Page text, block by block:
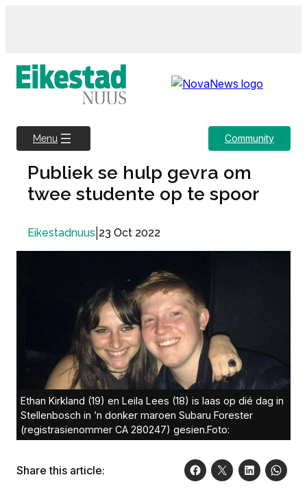
Menu Community
Publiek se hulp gevra om
twee studente op te spoor
Eikestadnuus 23 Oct 2022
Ethan Kirkland (19) en Leila Lees (18) is laas op dié dag in
Stellenbosch in ’n donker maroen Subaru Forester
(registrasienommer CA 280247) gesien.Foto:
Share this article: